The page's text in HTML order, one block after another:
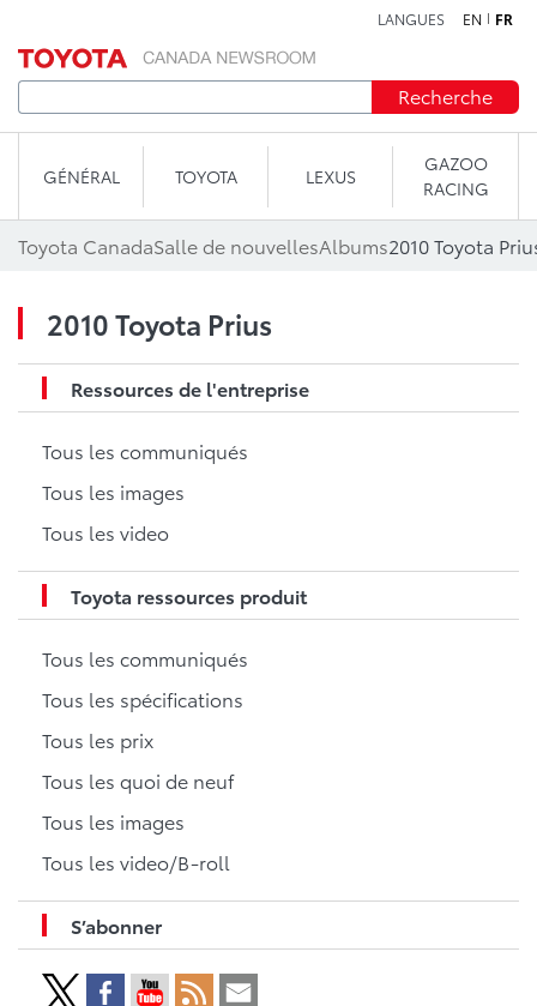
LANGUES EN FR
Recherche
GÉNÉRAL TOYOTA LEXUS
GAZOO
RACING
Toyota CanadaSalle de nouvellesAlbums2010 Toyota
2010 Toyota Prius
Ressources de l'entreprise
Tous les communiqués
Tous les images
Tous les video
Toyota ressources produit
Tous les communiqués
Tous les spécifications
Tous les prix
Tous les quoi de neuf
Tous les images
Tous les video/B-roll
S’abonner